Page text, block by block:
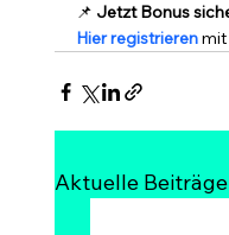
📌 Jetzt Bonus
Hier registrieren mit
Aktuelle Beiträge